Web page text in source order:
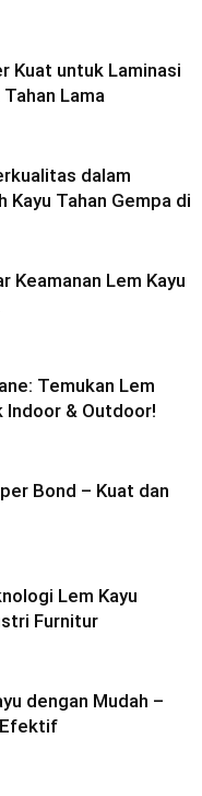
Kuat untuk Laminasi
Lama
dalam
Kayu Tahan Gempa di
Keamanan Lem Kayu
Temukan Lem
Indoor & Outdoor!
Bond – Kuat dan
Lem Kayu
Furnitur
dengan Mudah –
Efektif